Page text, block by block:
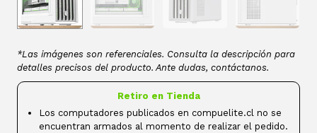
*Las imágenes son referenciales. Consulta la descripción para
detalles precisos del producto. Ante dudas, contáctanos.
Retiro en Tienda
Los computadores publicados en compuelite.cl no se
encuentran armados al momento de realizar el pedido.